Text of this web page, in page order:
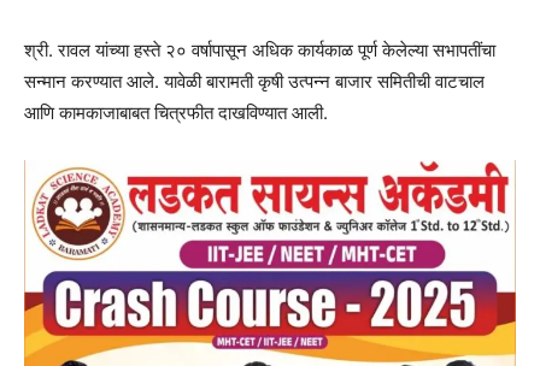
श्री. रावल यांच्या हस्ते २० वर्षापासून अधिक कार्यकाळ पूर्ण केलेल्या सभापतींचा
सन्मान करण्यात आले. यावेळी बारामती कृषी उत्पन्न बाजार समितीची वाटचाल
आणि कामकाजाबाबत चित्रफीत दाखविण्यात आली.